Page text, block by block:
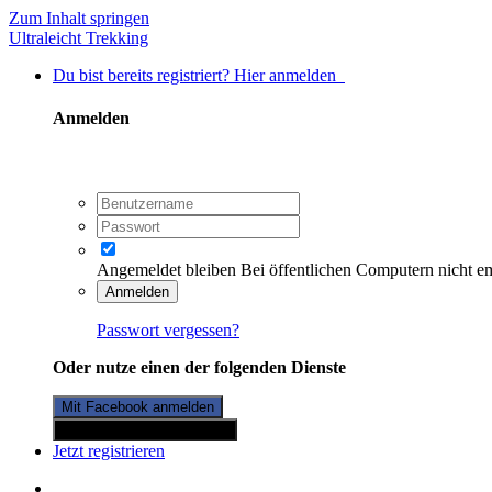
Zum Inhalt springen
Ultraleicht Trekking
Du bist bereits registriert? Hier anmelden
Anmelden
Angemeldet bleiben Bei öffentlichen Computern nicht
Anmelden
Passwort vergessen?
Oder nutze einen der folgenden Dienste
Mit Facebook anmelden
Jetzt registrieren